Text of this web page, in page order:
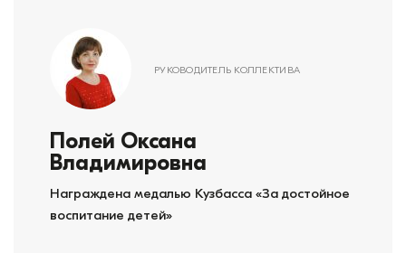
РУКОВОДИТЕЛЬ КОЛЛЕКТИВА
Полей Оксана
Владимировна
Награждена медалью Кузбасса «За достойное
воспитание детей»